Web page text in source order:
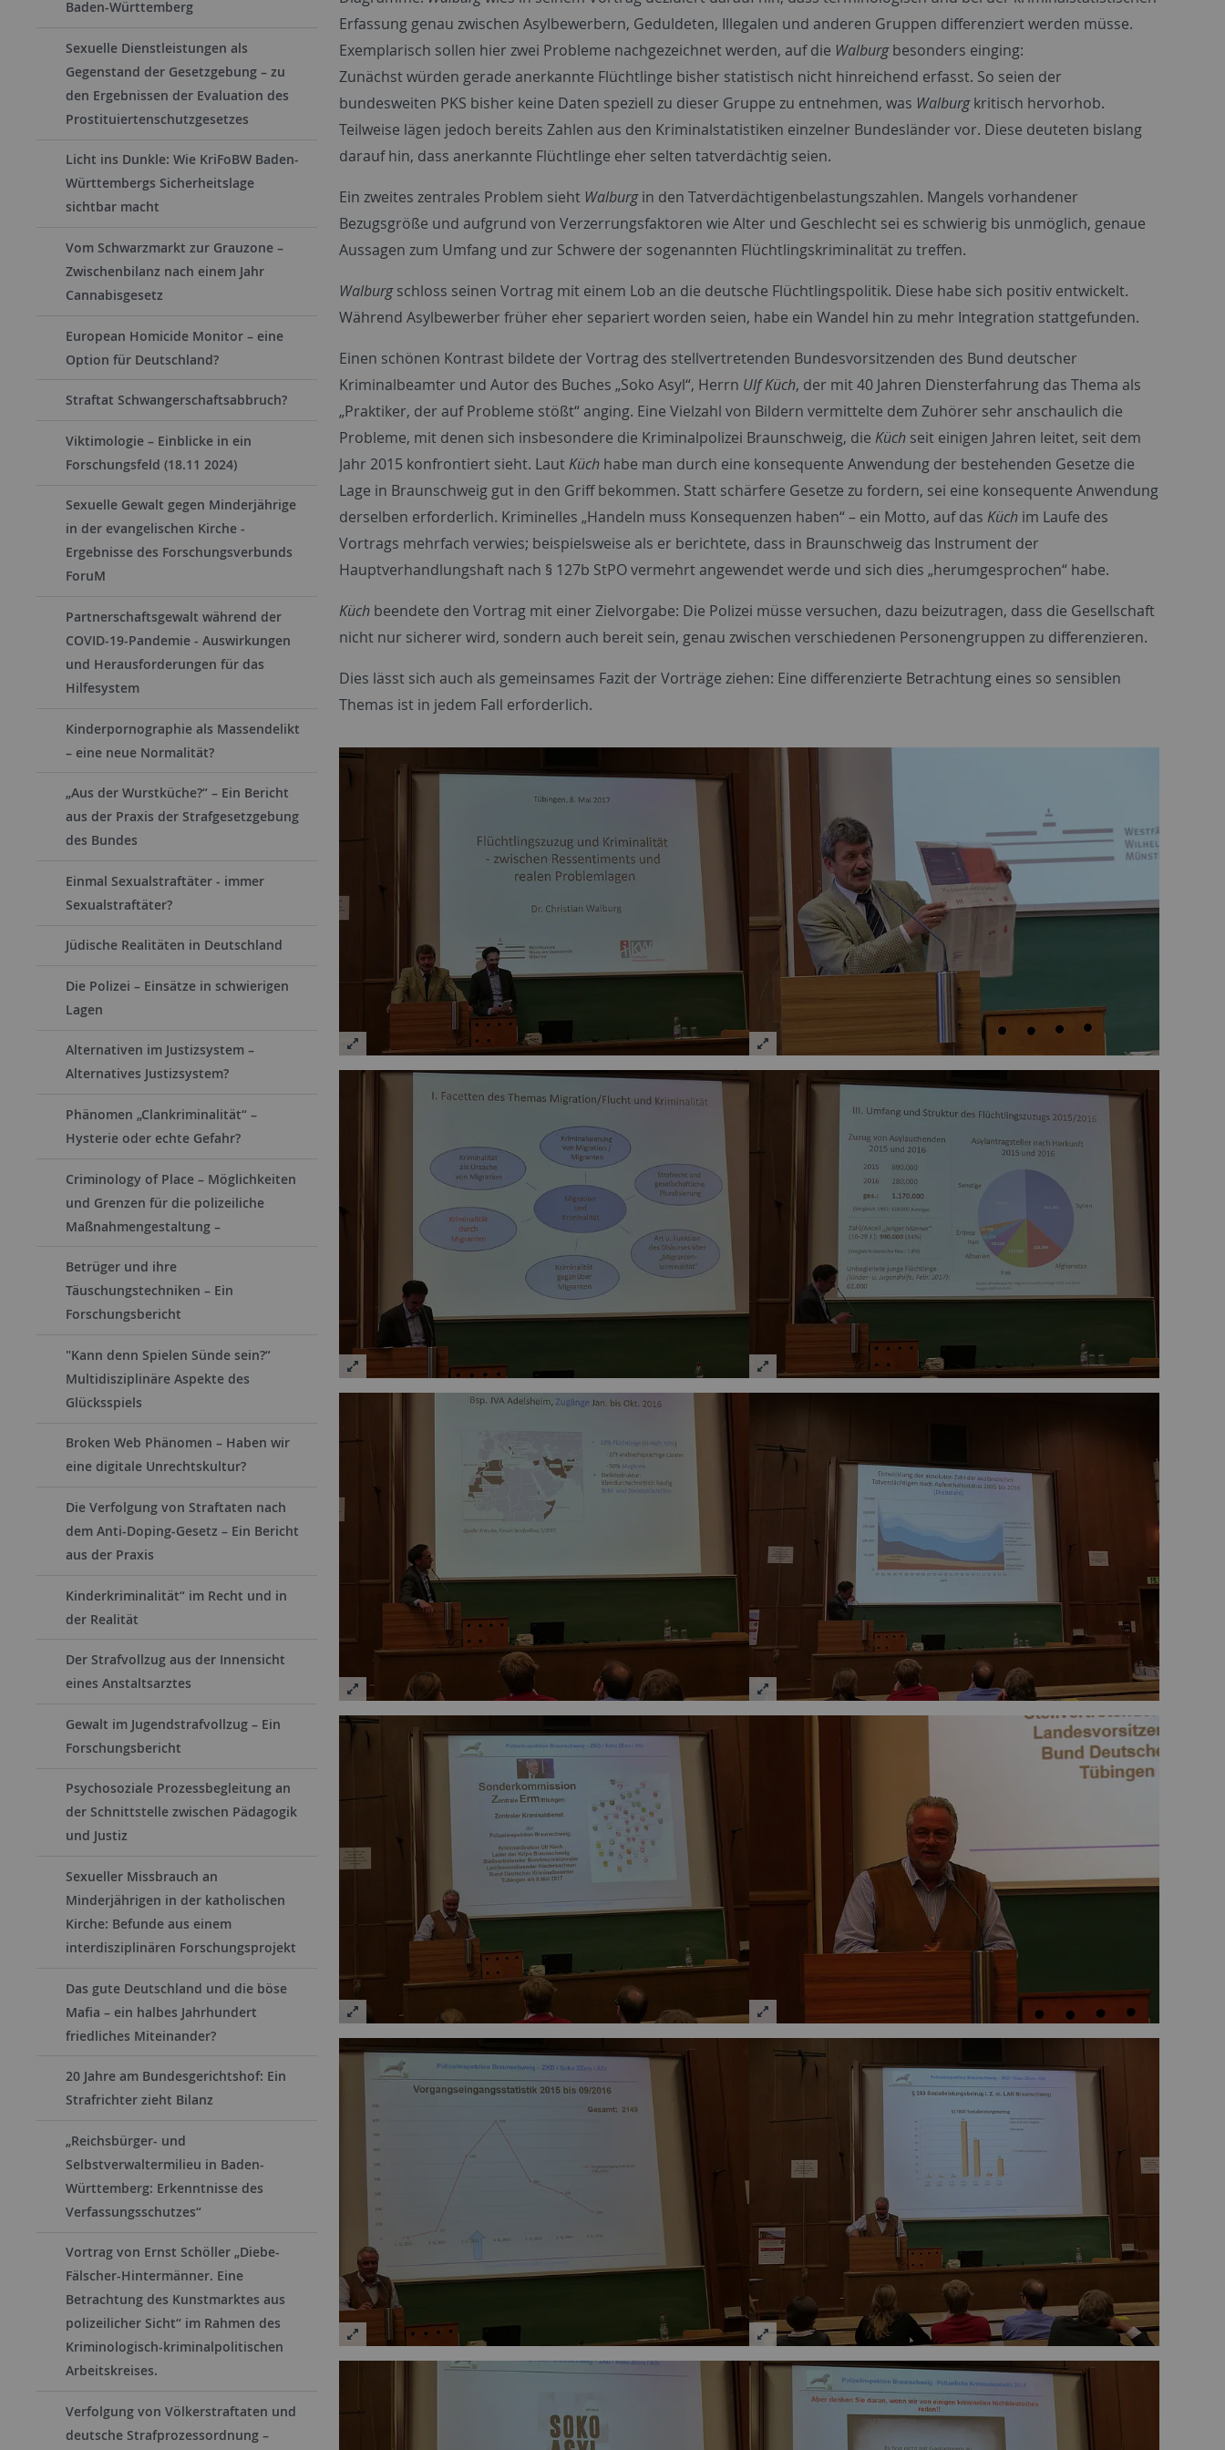
Baden-Württemberg
Sexuelle Dienstleistungen als
Gegenstand der Gesetzgebung – zu
den Ergebnissen der Evaluation des
Prostituiertenschutzgesetzes
Licht ins Dunkle: Wie KriFoBW Baden-
Württembergs Sicherheitslage
sichtbar macht
Vom Schwarzmarkt zur Grauzone –
Zwischenbilanz nach einem Jahr
Cannabisgesetz
European Homicide Monitor – eine
Option für Deutschland?
Straftat Schwangerschaftsabbruch?
Viktimologie – Einblicke in ein
Forschungsfeld (18.11 2024)
Sexuelle Gewalt gegen Minderjährige
in der evangelischen Kirche -
Ergebnisse des Forschungsverbunds
ForuM
Partnerschaftsgewalt während der
COVID-19-Pandemie - Auswirkungen
und Herausforderungen für das
Hilfesystem
Kinderpornographie als Massendelikt
– eine neue Normalität?
„Aus der Wurstküche?“ – Ein Bericht
aus der Praxis der Strafgesetzgebung
des Bundes
Einmal Sexualstraftäter - immer
Sexualstraftäter?
Jüdische Realitäten in Deutschland
Die Polizei – Einsätze in schwierigen
Lagen
Alternativen im Justizsystem –
Alternatives Justizsystem?
Phänomen „Clankriminalität“ –
Hysterie oder echte Gefahr?
Criminology of Place – Möglichkeiten
und Grenzen für die polizeiliche
Maßnahmengestaltung –
Betrüger und ihre
Täuschungstechniken – Ein
Forschungsbericht
"Kann denn Spielen Sünde sein?“
Multidisziplinäre Aspekte des
Glücksspiels
Broken Web Phänomen – Haben wir
eine digitale Unrechtskultur?
Die Verfolgung von Straftaten nach
dem Anti-Doping-Gesetz – Ein Bericht
aus der Praxis
Kinderkriminalität“ im Recht und in
der Realität
Der Strafvollzug aus der Innensicht
eines Anstaltsarztes
Gewalt im Jugendstrafvollzug – Ein
Forschungsbericht
Psychosoziale Prozessbegleitung an
der Schnittstelle zwischen Pädagogik
und Justiz
Sexueller Missbrauch an
Minderjährigen in der katholischen
Kirche: Befunde aus einem
interdisziplinären Forschungsprojekt
Das gute Deutschland und die böse
Mafia – ein halbes Jahrhundert
friedliches Miteinander?
20 Jahre am Bundesgerichtshof: Ein
Strafrichter zieht Bilanz
„Reichsbürger- und
Selbstverwaltermilieu in Baden-
Württemberg: Erkenntnisse des
Verfassungsschutzes“
Vortrag von Ernst Schöller „Diebe-
Fälscher-Hintermänner. Eine
Betrachtung des Kunstmarktes aus
polizeilicher Sicht“ im Rahmen des
Kriminologisch-kriminalpolitischen
Arbeitskreises.
Verfolgung von Völkerstraftaten und
deutsche Strafprozessordnung –
Erfassung genau zwischen Asylbewerbern, Geduldeten, Illegalen und anderen Gruppen differenziert werden müsse.
Exemplarisch sollen hier zwei Probleme nachgezeichnet werden, auf die Walburgbesonders einging:
Zunächst würden gerade anerkannte Flüchtlinge bisher statistisch nicht hinreichend erfasst. So seien der
bundesweiten PKS bisher keine Daten speziell zu dieser Gruppe zu entnehmen, was Walburgkritisch hervorhob.
Teilweise lägen jedoch bereits Zahlen aus den Kriminalstatistiken einzelner Bundesländer vor. Diese deuteten bislang
darauf hin, dass anerkannte Flüchtlinge eher selten tatverdächtig seien.
Ein zweites zentrales Problem sieht Walburgin den Tatverdächtigenbelastungszahlen. Mangels vorhandener
Bezugsgröße und aufgrund von Verzerrungsfaktoren wie Alter und Geschlecht sei es schwierig bis unmöglich, genaue
Aussagen zum Umfang und zur Schwere der sogenannten Flüchtlingskriminalität zu treffen.
Walburgschloss seinen Vortrag mit einem Lob an die deutsche Flüchtlingspolitik. Diese habe sich positiv entwickelt.
Während Asylbewerber früher eher separiert worden seien, habe ein Wandel hin zu mehr Integration stattgefunden.
Einen schönen Kontrast bildete der Vortrag des stellvertretenden Bundesvorsitzenden des Bund deutscher
Kriminalbeamter und Autor des Buches „Soko Asyl“, Herrn Ulf Küch, der mit 40 Jahren Diensterfahrung das Thema als
„Praktiker, der auf Probleme stößt“ anging. Eine Vielzahl von Bildern vermittelte dem Zuhörer sehr anschaulich die
Probleme, mit denen sich insbesondere die Kriminalpolizei Braunschweig, die Küch seit einigen Jahren leitet, seit dem
Jahr 2015 konfrontiert sieht. Laut Küch habe man durch eine konsequente Anwendung der bestehenden Gesetze die
Lage in Braunschweig gut in den Griff bekommen. Statt schärfere Gesetze zu fordern, sei eine konsequente Anwendung
derselben erforderlich. Kriminelles „Handeln muss Konsequenzen haben“ – ein Motto, auf das Küch im Laufe des
Vortrags mehrfach verwies; beispielsweise als er berichtete, dass in Braunschweig das Instrument der
Hauptverhandlungshaft nach § 127b StPO vermehrt angewendet werde und sich dies „herumgesprochen“ habe.
Küch beendete den Vortrag mit einer Zielvorgabe: Die Polizei müsse versuchen, dazu beizutragen, dass die Gesellschaft
nicht nur sicherer wird, sondern auch bereit sein, genau zwischen verschiedenen Personengruppen zu differenzieren.
Dies lässt sich auch als gemeinsames Fazit der Vorträge ziehen: Eine differenzierte Betrachtung eines so sensiblen
Themas ist in jedem Fall erforderlich.